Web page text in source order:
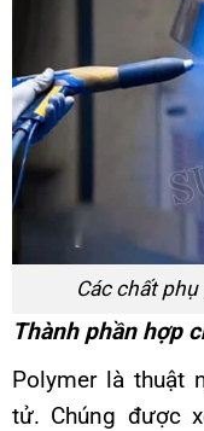
Các chất
Thành phần hợp
Polymer là thuật
tử. Chúng được